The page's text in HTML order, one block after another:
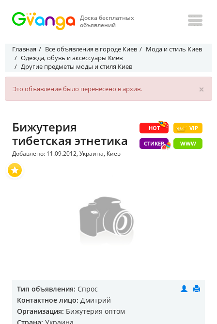
Доска бесплатных
объявлений
Главная Все объявления в городе Киев
Мода и стиль Киев
Одежда, обувь и аксессуары Киев
Другие предметы моды и стиля Киев
×
Это объявление было перенесено в архив.
HOT VIP
СТИКЕР WWW
Бижутерия
тибетская этнетика
Добавлено: 11.09.2012, Украина, Киев
Тип объявления: Спрос
Контактное лицо: Дмитрий
Организация: Бижутерия оптом